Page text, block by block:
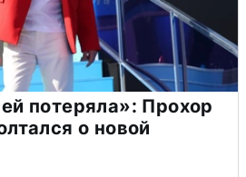
потеряла»: Прохор
о новой